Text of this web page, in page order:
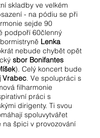
skladby ve velkém
- na pódiu se při
sejde 90
podpoří 60členný
Lenka
nebude chybět opět
sbor Bonifantes
). Celý koncert bude
Vrabec. Ve spolupráci s
filharmonie
práci s
dirigenty. Ti svou
spoluvytvářet
na špici v provozování